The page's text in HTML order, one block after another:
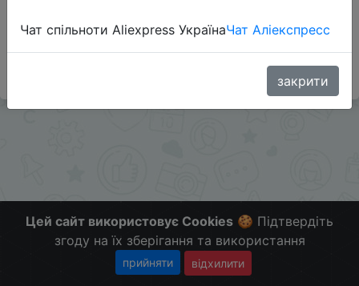
#Gearbest
Больше скидок в телеграммt.me/ChinaGoodBuy
Цей сайт використовує Cookies 🍪 Підтвердіть
згоду на їх зберігання та використання
прийняти відхилити
Чат спільноти Aliexpress УкраїнаЧат Аліекспресс
закрити